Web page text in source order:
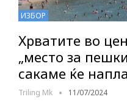
ИЗБОР
Хрватите во
„место за
сакаме ќе
Triling Mk 11/07/2024